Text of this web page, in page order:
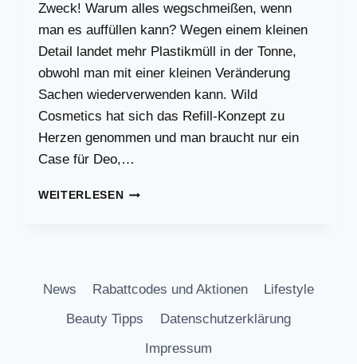
Zweck! Warum alles wegschmeißen, wenn
man es auffüllen kann? Wegen einem kleinen
Detail landet mehr Plastikmüll in der Tonne,
obwohl man mit einer kleinen Veränderung
Sachen wiederverwenden kann. Wild
Cosmetics hat sich das Refill-Konzept zu
Herzen genommen und man braucht nur ein
Case für Deo,…
WEITERLESENNEU!
News Rabattcodes und Aktionen
Lifestyle
Beauty Tipps
Datenschutzerklärung
Impressum